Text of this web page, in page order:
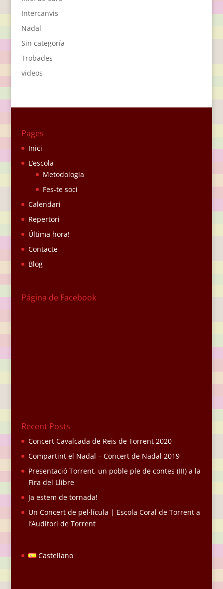
Intercanvis
Nadal
Sin categoría
Trobades
videos
Pages
Inici
L’escola
Metodologia
Fes-te soci
Calendari
Repertori
Última hora!
Contacte
Blog
Página de Facebook
Recent Posts
Concert Cavalcada de Reis de Torrent 2020
Compartint el Nadal – Concert de Nadal 2019
Presentació Torrent, un poble ple de contes (III) a la
Fira del Llibre
Ja estem de tornada!
Un Concert de pel·lícula | Escola Coral de Torrent a
l’Auditori de Torrent
Castellano